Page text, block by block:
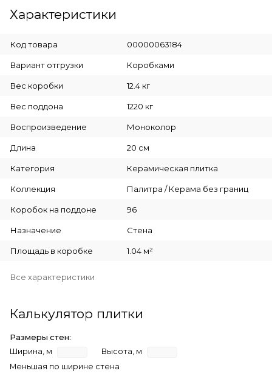
Характеристики
Код товара 00000063184
Вариант отгрузки Коробками
Вес коробки 12.4 кг
Вес поддона 1220 кг
Воспроизведение Моноколор
Длина 20 см
Категория Керамическая плитка
Коллекция Палитра / Керама без границ
Коробок на поддоне 96
Назначение Стена
Площадь в коробке 1.04 м²
Все характеристики
Калькулятор плитки
Размеры стен:
Ширина, м
Высота, м
Меньшая по ширине стена